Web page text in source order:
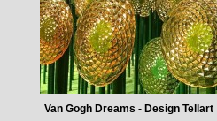
Van Gogh Dreams - Design Tellart